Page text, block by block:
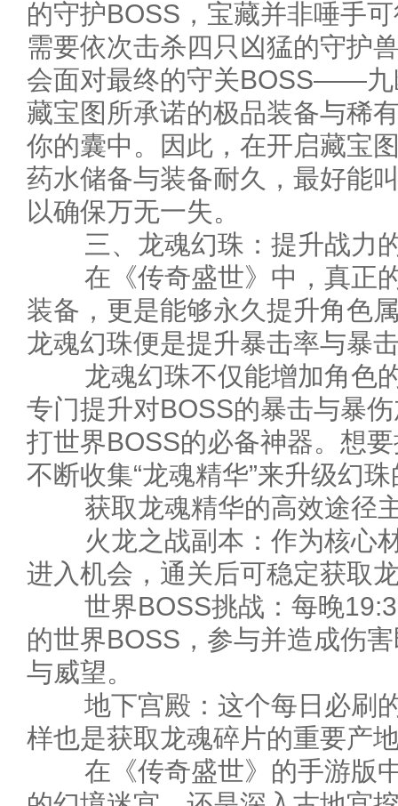
的守护BOSS，宝藏并非唾手
需要依次击杀四只凶猛的守护
会面对最终的守关BOSS——九
藏宝图所承诺的极品装备与稀
你的囊中。因此，在开启藏宝
药水储备与装备耐久，最好能
以确保万无一失。
三、龙魂幻珠：提升战力
在《传奇盛世》中，真正的
装备，更是能够永久提升角色
龙魂幻珠便是提升暴击率与暴
龙魂幻珠不仅能增加角色
专门提升对BOSS的暴击与暴
打世界BOSS的必备神器。想
不断收集“龙魂精华”来升级幻
获取龙魂精华的高效途径
火龙之战副本：作为核心
进入机会，通关后可稳定获取
世界BOSS挑战：每晚
的世界BOSS，参与并造成伤
与威望。
地下宫殿：这个每日必刷
样也是获取龙魂碎片的重要产
在《传奇盛世》的手游版